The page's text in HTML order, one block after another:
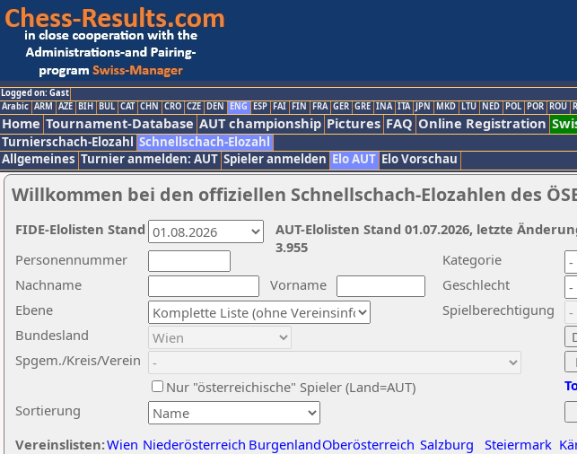
Logged on: Gast
Arabic ARM AZE BIH BUL CAT CHN CRO CZE DEN ENG ESP FAI FIN FRA GER GRE INA ITA JPN MKD LTU NED POL POR ROU
Home Tournament-Database AUT championship Pictures FAQ Online Registration
Turnierschach-Elozahl Schnellschach-Elozahl
Allgemeines Turnier anmelden: AUT Spieler anmelden Elo AUT Elo Vorschau
Willkommen bei den offiziellen Schnellschach-Elozahlen des
Nachname
Vorname
Ebene
Kategorie
Sortierung
Personennummer
Bundesland
Spgem./Kreis/Verein
Geschlecht
Nur "österreichische" Spieler (Land=AUT)
Spielberechtigung
Vereinslisten:Wien Niederösterreich BurgenlandOberösterreich Salzburg Steiermark
AUT-Elolisten Stand 01.07.2026, letzte
3.955
FIDE-Elolisten Stand